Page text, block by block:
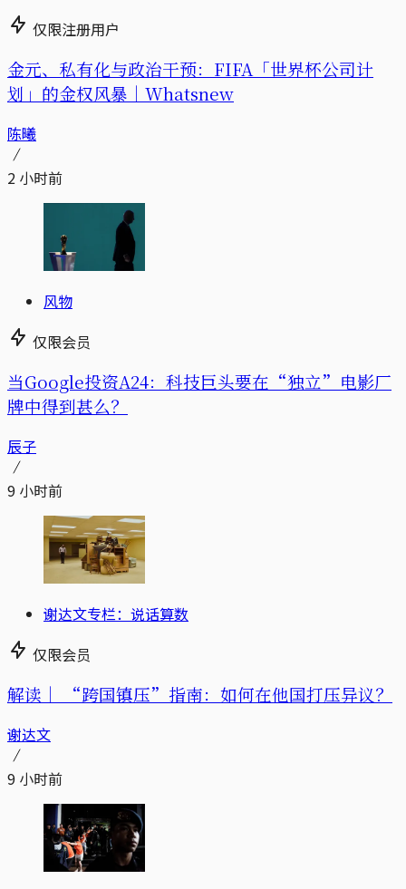
仅限注册用户
金元、私有化与政治干预：FIFA「世界杯公司计
划」的金权风暴｜Whatsnew
陈曦
2 小时前
风物
仅限会员
当Google投资A24：科技巨头要在“独立”电影厂
牌中得到甚么？
辰子
9 小时前
谢达文专栏：说话算数
仅限会员
解读｜ “跨国镇压”指南：如何在他国打压异议？
谢达文
9 小时前